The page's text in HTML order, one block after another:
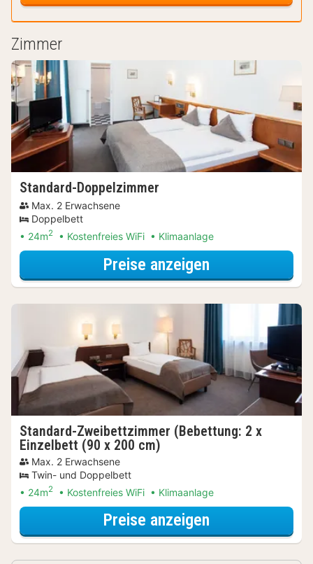
Zimmer
Standard-Doppelzimmer
Max. 2 Erwachsene
Doppelbett
24m2 Kostenfreies WiFi Klimaanlage
Preise anzeigen
Standard-Zweibettzimmer (Bebettung: 2 x
Einzelbett (90 x 200 cm)
Max. 2 Erwachsene
Twin- und Doppelbett
24m2 Kostenfreies WiFi Klimaanlage
Preise anzeigen